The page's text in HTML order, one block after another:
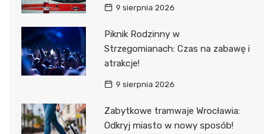
9 sierpnia 2026
Piknik Rodzinny w
Strzegomianach: Czas na zabawę i
atrakcje!
9 sierpnia 2026
Zabytkowe tramwaje Wrocławia:
Odkryj miasto w nowy sposób!